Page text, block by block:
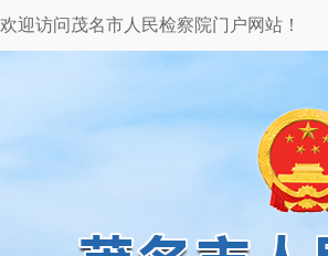
欢迎访问茂名市人民检察院门户网站！